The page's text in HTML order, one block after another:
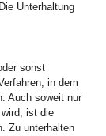
Unterhaltung
sonst
in dem
Auch soweit nur
ist die
Zu unterhalten